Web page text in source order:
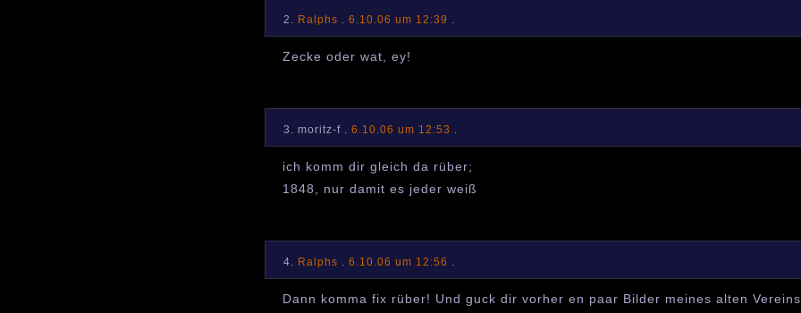
2. Ralphs 6.10.06 um 12:39
Zecke oder wat, ey!
3. moritz-f . 6.10.06 um 12:53
ich komm dir gleich da rüber;
1848, nur damit es jeder weiß
4. Ralphs 6.10.06 um 12:56
Dann komma fix rüber! Und guck dir vorher en paar Bilder meines alten